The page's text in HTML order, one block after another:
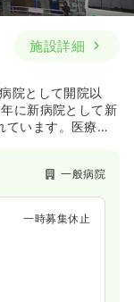
施設詳細
院として開院以
に新病院として新
います。医療生
一般病院
一時募集休止